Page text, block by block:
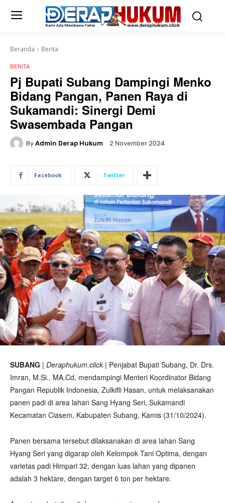
Beranda Berita
BERITA
Pj Bupati Subang Dampingi Menko
Bidang Pangan, Panen Raya di
Sukamandi: Sinergi Demi
Swasembada Pangan
By Admin Derap Hukum 2 November 2024
Facebook Twitter
SUBANG | Deraphukum.click | Penjabat Bupati Subang, Dr. Drs.
Imran, M.Si., MA.Cd, mendampingi Menteri Koordinator Bidang
Pangan Republik Indonesia, Zulkifli Hasan, untuk melaksanakan
panen padi di area lahan Sang Hyang Seri, Sukamandi
Kecamatan Ciasem, Kabupaten Subang, Kamis (31/10/2024).
Panen bersama tersebut dilaksanakan di area lahan Sang
Hyang Seri yang digarap oleh Kelompok Tani Optima, dengan
varietas padi Himpari 32, dengan luas lahan yang dipanen
adalah 3 hektare, dengan target 6 ton per hektare.